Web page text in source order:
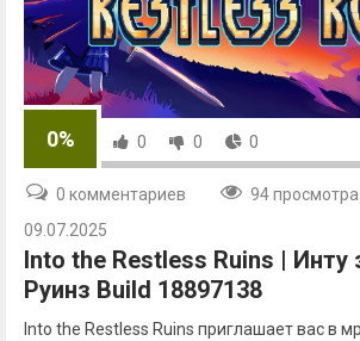
0% 0 0 0
0 комментариев
94 просмотра
09.07.2025
Into the Restless Ruins | Инту
Руинз Build 18897138
Into the Restless Ruins приглашает вас в